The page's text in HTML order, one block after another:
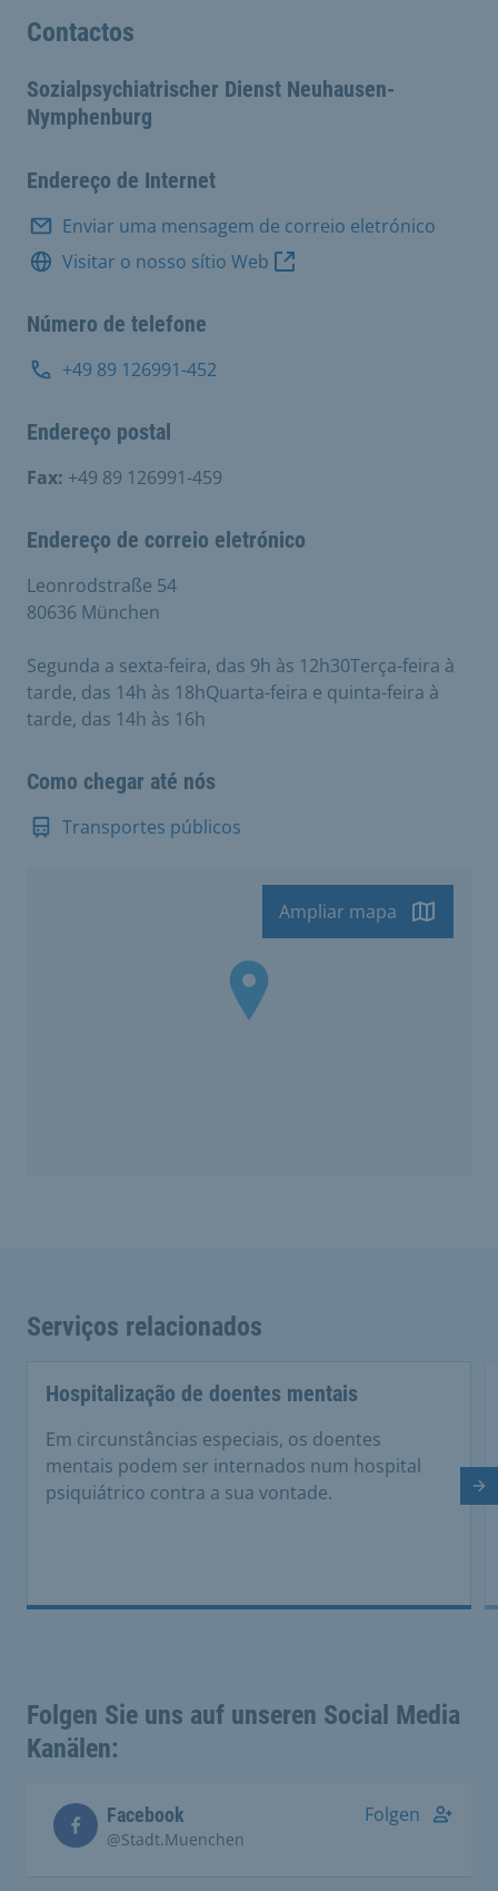
Contactos
Sozialpsychiatrischer Dienst Neuhausen-
Nymphenburg
Endereço de Internet
Enviar uma mensagem de correio eletrónico
Visitar o nosso sítio Web
Número de telefone
+49 89 126991-452
Endereço postal
Fax: +49 89 126991-459
Endereço de correio eletrónico
Leonrodstraße 54
80636 München
Segunda a sexta-feira, das 9h às 12h30Terça-feira à
tarde, das 14h às 18hQuarta-feira e quinta-feira à
tarde, das 14h às 16h
Como chegar até nós
Transportes públicos
Ampliar mapa
Serviços relacionados
Hospitalização de doentes mentais
Em circunstâncias especiais, os doentes
mentais podem ser internados num hospital
psiquiátrico contra a sua vontade.
Folgen Sie uns auf unseren Social Media
Kanälen:
Facebook
@Stadt.Muenchen
Folgen